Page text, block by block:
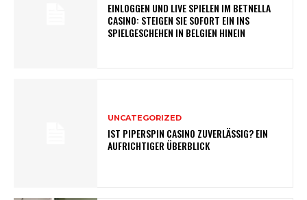
EINLOGGEN UND LIVE SPIELEN IM BETNELLA
CASINO: STEIGEN SIE SOFORT EIN INS
SPIELGESCHEHEN IN BELGIEN HINEIN
UNCATEGORIZED
IST PIPERSPIN CASINO ZUVERLÄSSIG? EIN
AUFRICHTIGER ÜBERBLICK